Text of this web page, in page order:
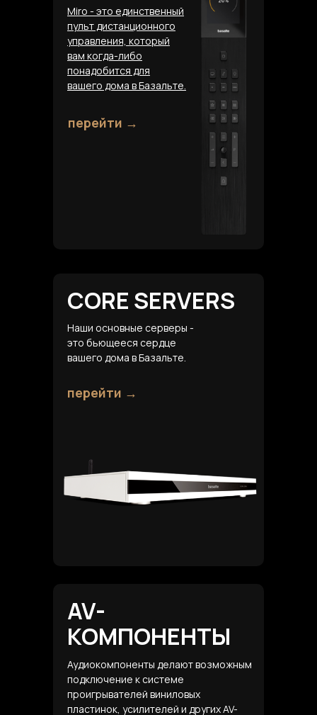
CORE SERVERS
Наши основные серверы -
это бьющееся сердце
вашего дома в Базальте.
перейти →
Miro - это единственный
пульт дистанционного
управления, который
вам когда-либо
понадобится для
вашего дома в Базальте.
перейти →
AV-
КОМПОНЕНТЫ
Аудиокомпоненты делают возможным
подключение к системе
проигрывателей виниловых
пластинок, усилителей и других AV-